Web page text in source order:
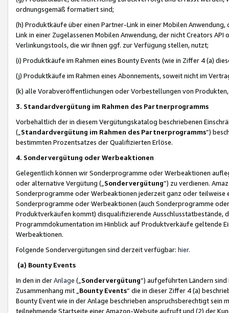
ordnungsgemäß formatiert sind;
(h) Produktkäufe über einen Partner-Link in einer Mobilen
Link in einer Zugelassenen Mobilen Anwendung, der nicht Creators
Verlinkungstools, die wir Ihnen ggf. zur Verfügung stellen, nutzt;
(i) Produktkäufe im Rahmen eines Bounty Events (wie in Ziffer 4 (a)
(j) Produktkäufe im Rahmen eines Abonnements, soweit nicht im
(k) alle Vorabveröffentlichungen oder Vorbestellungen von
3. Standardvergütung im Rahmen des Partnerprogramms
Vorbehaltlich der in diesem Vergütungskatalog beschriebenen
(„ Standardvergütung im Rahmen des Partnerprogramms“)
bestimmten Prozentsatzes der Qualifizierten Erlöse.
4. Sondervergütung oder Werbeaktionen
Gelegentlich können wir Sonderprogramme oder Werbeaktionen
oder alternative Vergütung („ Sondervergütung”) zu verdienen.
Sonderprogramme oder Werbeaktionen jederzeit ganz oder
Sonderprogramme oder Werbeaktionen (auch Sonderprogramme
Produktverkäufen kommt) disqualifizierende Ausschlusstatbestände,
Programmdokumentation im Hinblick auf Produktverkäufe geltende
Werbeaktionen.
Folgende Sondervergütungen sind derzeit verfügbar: hier.
(a) Bounty Events
In den in derAnlage („ Sondervergütung“) aufgeführten Ländern
Zusammenhang mit „ Bounty Events“ die in dieser Ziffer 4 (a)
Bounty Event wie in der Anlage beschrieben anspruchsberechtigt sein
teilnehmende Startseite einer Amazon-Website aufruft und (2) der